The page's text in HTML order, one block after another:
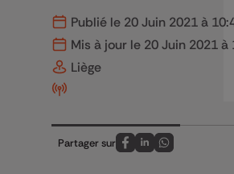
Publié le 20 Juin 2021 à
Mis à jour le 20 Juin 2021 à
Liège
Partager sur
Partagez sur FaceBook
Partagez sur
Partagez sur